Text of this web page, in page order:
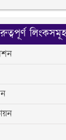
লিংকসমূহ